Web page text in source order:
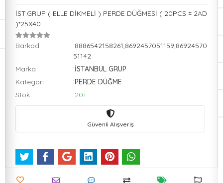
İST.GRUP ( ELLE DİKMELİ ) PERDE DÜĞMESİ ( 20PCS ± 2AD
)*25X40
Barkod
:8886542158261,8692457051159,86924570
51142
Marka
:İSTANBUL GRUP
Kategori
:PERDE DÜĞME
Stok
:20+
Güvenli Alışveriş